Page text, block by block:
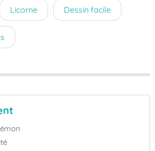
Licorne Dessin facile